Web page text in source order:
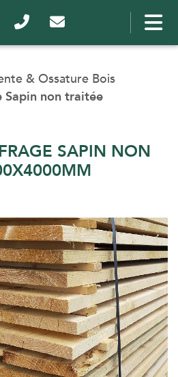
& Ossature Bois
Sapin non traitée
SAPIN NON